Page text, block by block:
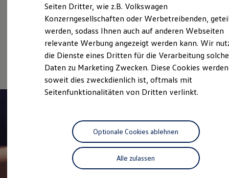
ID. Software Versionen und Updates
Digitale Extras
Schnittstellen zu Ihrem ID.
Hybridautos
Marke und Erlebnis
Volkswagen R und R Experience
R-Modelle
Driving Experience
Volkswagen entdecken
Lifestyle Shop
T-Roc Kollektion
Golf Kollektion
ID. Kollektion
Volkswagen Kollektion
R-Kollektion
Gebrauchtwagen
Service
Online-Fahrzeugbewertung
Seiten Dritter, wie z.B. Volkswagen
Konzerngesellschaften oder Werbetreibenden,
werden, sodass Ihnen auch auf anderen Webseiten
relevante Werbung angezeigt werden kann. Wir
die Dienste eines Dritten für die Verarbeitung
Daten zu Marketing Zwecken. Diese Cookies
soweit dies zweckdienlich ist, oftmals mit
Seitenfunktionalitäten von Dritten verlinkt.
Alle zulassen
Optionale Cookies ablehnen